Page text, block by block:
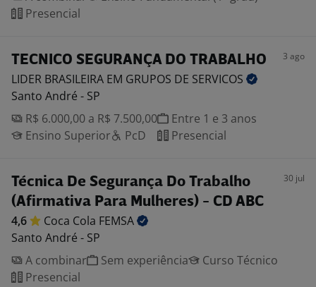
Presencial
TECNICO SEGURANÇA DO TRABALHO 3 ago
LIDER BRASILEIRA EM GRUPOS DE SERVICOS
Santo André - SP
R$ 6.000,00 a R$ 7.500,00
Entre 1 e 3 anos
Ensino Superior
PcD Presencial
Técnica De Segurança Do Trabalho
(Afirmativa Para Mulheres) - CD ABC
30 jul
4,6 Coca Cola FEMSA
Santo André - SP
A combinar
Sem experiência
Curso Técnico
Presencial